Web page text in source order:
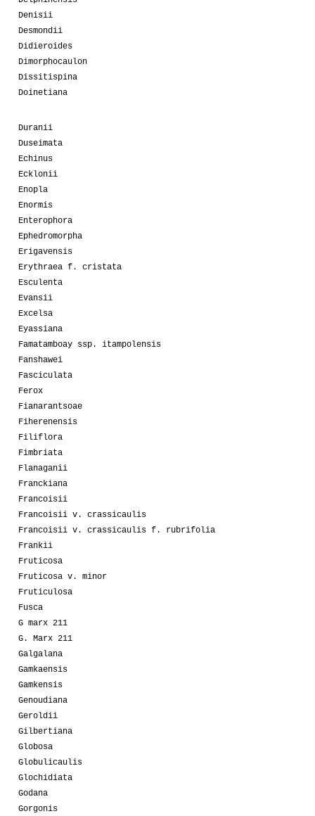
Denisii
Desmondii
Didieroides
Dimorphocaulon
Dissitispina
Doinetiana
Duranii
Duseimata
Echinus
Ecklonii
Enopla
Enormis
Enterophora
Ephedromorpha
Erigavensis
Erythraea f. cristata
Esculenta
Evansii
Excelsa
Eyassiana
Famatamboay ssp. itampolensis
Fanshawei
Fasciculata
Ferox
Fianarantsoae
Fiherenensis
Filiflora
Fimbriata
Flanaganii
Franckiana
Francoisii
Francoisii v. crassicaulis
Francoisii v. crassicaulis f. rubrifolia
Frankii
Fruticosa
Fruticosa v. minor
Fruticulosa
Fusca
G marx 211
G. Marx 211
Galgalana
Gamkaensis
Gamkensis
Genoudiana
Geroldii
Gilbertiana
Globosa
Globulicaulis
Glochidiata
Godana
Gorgonis